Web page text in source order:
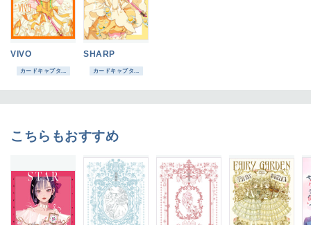
VIVO
カードキャプタ...
SHARP
カードキャプタ...
こちらもおすすめ